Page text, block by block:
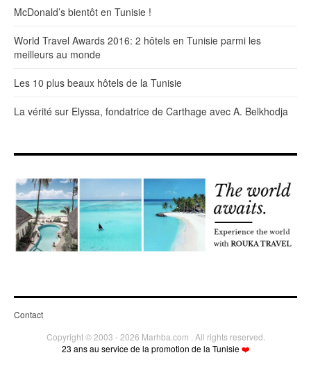
McDonald’s bientôt en Tunisie !
World Travel Awards 2016: 2 hôtels en Tunisie parmi les
meilleurs au monde
Les 10 plus beaux hôtels de la Tunisie
La vérité sur Elyssa, fondatrice de Carthage avec A. Belkhodja
Contact
Copyright © 2003 - 2026 Marhba.com . All rights reserved.
23 ans au service de la promotion de la Tunisie ❤️